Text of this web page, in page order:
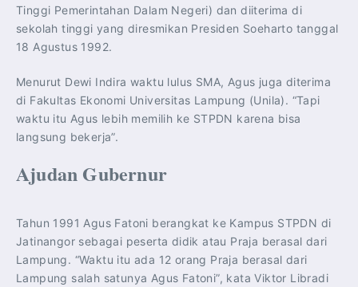
Tinggi Pemerintahan Dalam Negeri) dan diiterima di
sekolah tinggi yang diresmikan Presiden Soeharto tanggal
18 Agustus 1992.
Menurut Dewi Indira waktu lulus SMA, Agus juga diterima
di Fakultas Ekonomi Universitas Lampung (Unila). “Tapi
waktu itu Agus lebih memilih ke STPDN karena bisa
langsung bekerja”.
Ajudan Gubernur
Tahun 1991 Agus Fatoni berangkat ke Kampus STPDN di
Jatinangor sebagai peserta didik atau Praja berasal dari
Lampung. “Waktu itu ada 12 orang Praja berasal dari
Lampung salah satunya Agus Fatoni”, kata Viktor Libradi